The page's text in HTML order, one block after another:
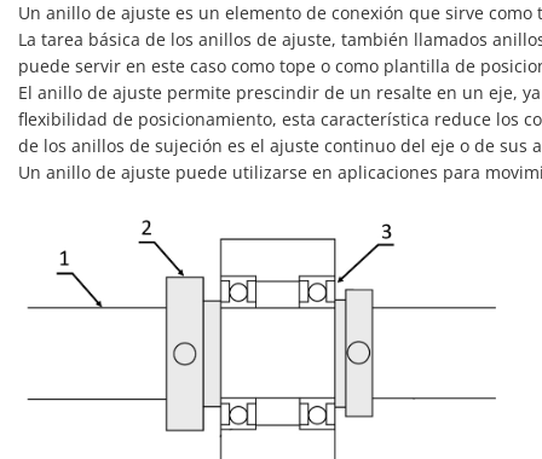
Un anillo de ajuste es un elemento de conexión que sirve
La tarea básica de los anillos de ajuste, también llamados
puede servir en este caso como tope o como plantilla de
El anillo de ajuste permite prescindir de un resalte en un eje,
flexibilidad de posicionamiento, esta característica reduce los
de los anillos de sujeción es el ajuste continuo del eje o de sus
Un anillo de ajuste puede utilizarse en aplicaciones para